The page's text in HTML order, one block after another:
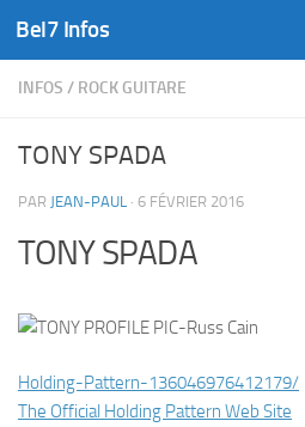
Skip to content
Bel7 Infos
INFOS / ROCK GUITARE
TONY SPADA
PAR JEAN-PAUL · 6 FÉVRIER 2016
TONY SPADA
Holding-Pattern-136046976412179/
The Official Holding Pattern Web Site